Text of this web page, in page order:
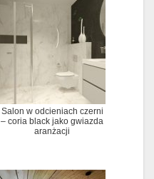
Salon w odcieniach czerni
– coria black jako gwiazda
aranżacji